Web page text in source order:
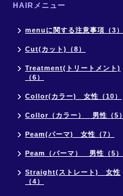
HAIRメニュー
menuに関する注意事項（3）
Cut(カット)（8）
Treatment(トリートメント)
（6）
Collor(カラー) 女性（10）
Collor（カラー） 男性（5）
Peam(パーマ) 女性（7）
Peam（パーマ） 男性（5）
Straight(ストレート) 女性
（4）